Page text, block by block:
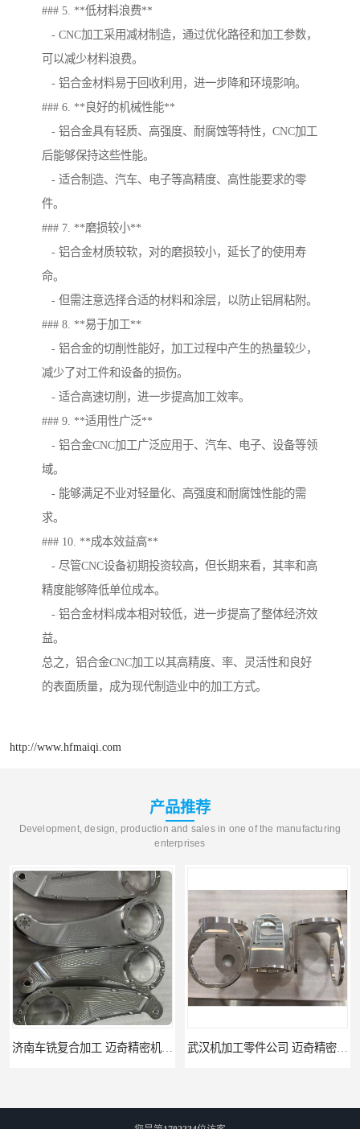
### 5. **低材料浪费**
- CNC加工采用减材制造，通过优化路径和加工参数，
可以减少材料浪费。
- 铝合金材料易于回收利用，进一步降和环境影响。
### 6. **良好的机械性能**
- 铝合金具有轻质、高强度、耐腐蚀等特性，CNC加工
后能够保持这些性能。
- 适合制造、汽车、电子等高精度、高性能要求的零
件。
### 7. **磨损较小**
- 铝合金材质较软，对的磨损较小，延长了的使用寿
命。
- 但需注意选择合适的材料和涂层，以防止铝屑粘附。
### 8. **易于加工**
- 铝合金的切削性能好，加工过程中产生的热量较少，
减少了对工件和设备的损伤。
- 适合高速切削，进一步提高加工效率。
### 9. **适用性广泛**
- 铝合金CNC加工广泛应用于、汽车、电子、设备等领
域。
- 能够满足不业对轻量化、高强度和耐腐蚀性能的需
求。
### 10. **成本效益高**
- 尽管CNC设备初期投资较高，但长期来看，其率和高
精度能够降低单位成本。
- 铝合金材料成本相对较低，进一步提高了整体经济效
益。
总之，铝合金CNC加工以其高精度、率、灵活性和良好
的表面质量，成为现代制造业中的加工方式。
http://www.hfmaiqi.com
产品推荐
Development, design, production and sales in one of the manufacturing
enterprises